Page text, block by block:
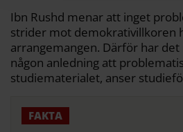
Ibn Rushd menar att inget
strider mot demokrativillkoren
arrangemangen. Därför har
någon anledning att
studiematerialet, anser